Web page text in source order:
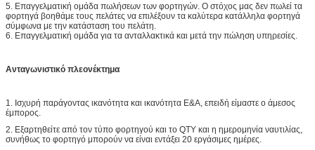
5. Επαγγελματική ομάδα πωλήσεων των φορτηγών. Ο στόχος μας δεν πωλεί τα
φορτηγά βοηθάμε τους πελάτες να επιλέξουν τα καλύτερα κατάλληλα φορτηγά
σύμφωνα με την κατάσταση του πελάτη.
6. Επαγγελματική ομάδα για τα ανταλλακτικά και μετά την πώληση υπηρεσίες.
Ανταγωνιστικό πλεονέκτημα
1. Ισχυρή παράγοντας ικανότητα και ικανότητα Ε&Α, επειδή είμαστε ο άμεσος
έμπορος.
2. Εξαρτηθείτε από τον τύπο φορτηγού και το QTY και η ημερομηνία ναυτιλίας,
συνήθως το φορτηγό μπορούν να είναι εντάξει 20 εργάσιμες ημέρες.